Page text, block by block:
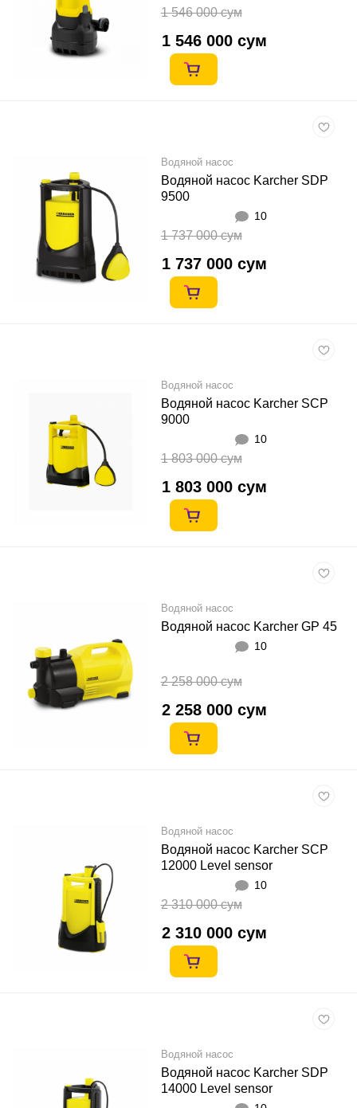
1 546 000 сум
1 546 000 сум
Водяной насос
Водяной насос Karcher SDP
9500
10
1 737 000 сум
1 737 000 сум
Водяной насос
Водяной насос Karcher SCP
9000
10
1 803 000 сум
1 803 000 сум
Водяной насос
Водяной насос Karcher GP 45
10
2 258 000 сум
2 258 000 сум
Водяной насос
Водяной насос Karcher SCP
12000 Level sensor
10
2 310 000 сум
2 310 000 сум
Водяной насос
Водяной насос Karcher SDP
14000 Level sensor